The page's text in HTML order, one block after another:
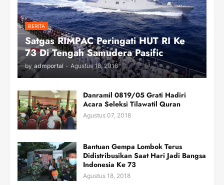
BERITA
Satgas RIMPAC Peringati HUT RI Ke
73 Di Tengah Samudera Pasific
by admportal - Agustus 18, 2018
Danramil 0819/05 Grati Hadiri
Acara Seleksi Tilawatil Quran
Agustus 07, 2018
Bantuan Gempa Lombok Terus
Didistribusikan Saat Hari Jadi Bangsa
Indonesia Ke 73
Agustus 18, 2018